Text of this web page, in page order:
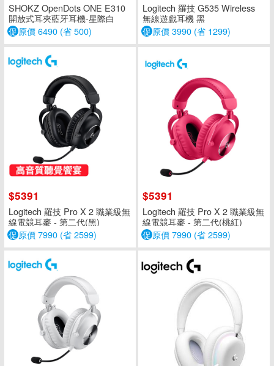
SHOKZ OpenDots ONE E310
開放式耳夾藍牙耳機-星際白
促原價 6490 (省 500)
Logitech 羅技 G535 Wireless
無線遊戲耳機 黑
促原價 3990 (省 1299)
$5391
Logitech 羅技 Pro X 2 職業級無
線電競耳麥 - 第二代(黑)
促原價 7990 (省 2599)
$5391
Logitech 羅技 Pro X 2 職業級無
線電競耳麥 - 第二代(桃紅)
促原價 7990 (省 2599)